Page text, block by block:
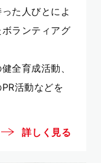
た人びとによ
ランティアグ
全育成活動、
活動などを
詳しく見る